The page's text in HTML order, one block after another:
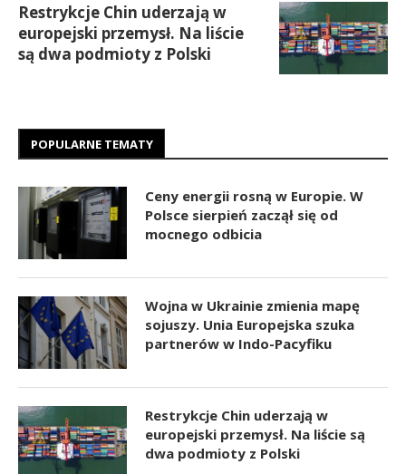
Restrykcje Chin uderzają w
europejski przemysł. Na liście
są dwa podmioty z Polski
POPULARNE TEMATY
Ceny energii rosną w Europie. W
Polsce sierpień zaczął się od
mocnego odbicia
Wojna w Ukrainie zmienia mapę
sojuszy. Unia Europejska szuka
partnerów w Indo-Pacyfiku
Restrykcje Chin uderzają w
europejski przemysł. Na liście są
dwa podmioty z Polski